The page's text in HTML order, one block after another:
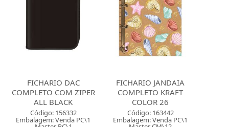
FICHARIO DAC
COMPLETO COM ZIPER
ALL BLACK
Código: 156332
Embalagem: Venda PC\1
FICHARIO JANDAIA
COMPLETO KRAFT
COLOR 26
Código: 163442
Embalagem: Venda PC\1